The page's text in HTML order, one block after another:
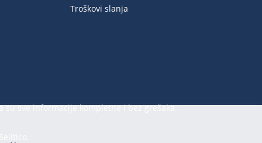
Troškovi slanja
sve informacije kompletne i bez grešaka.